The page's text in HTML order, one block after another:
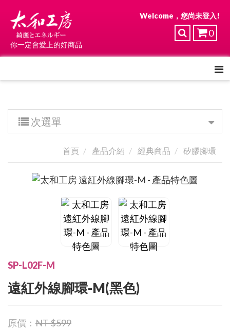
你一定會愛上的好商品
0
Welcome，您尚未登入!
次選單
首頁 產品介紹 經典商品 矽膠腳環
SP-L02F-M
遠紅外線腳環-M(黑色)
原價： NT $599